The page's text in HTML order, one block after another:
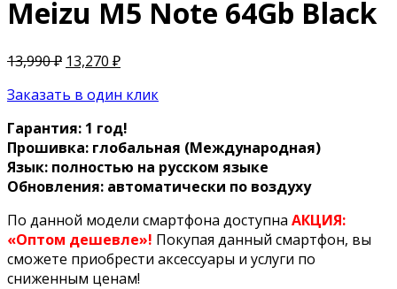
Meizu M5 Note 64Gb Black
13,990₽ 13,270 ₽
Заказать в один клик
Гарантия: 1 год!
Прошивка: глобальная (Международная)
Язык: полностью на русском языке
Обновления: автоматически по воздуху
По данной модели смартфона доступна АКЦИЯ:
«Оптом дешевле»! Покупая данный смартфон, вы
сможете приобрести аксессуары и услуги по
сниженным ценам!